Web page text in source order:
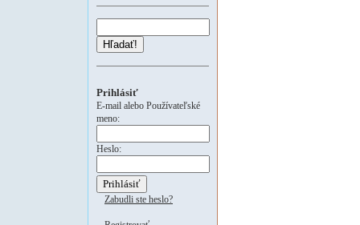
Hľadať!
Prihlásiť
E-mail alebo Používateľské
meno:
Heslo:
Zabudli ste heslo?